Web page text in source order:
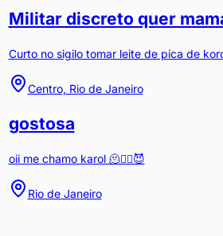
Militar discreto quer
Curto no sigilo tomar leite de pica de
Centro, Rio de Janeiro
gostosa
oii me chamo karol 🫠❤️‍🔥😈
Rio de Janeiro